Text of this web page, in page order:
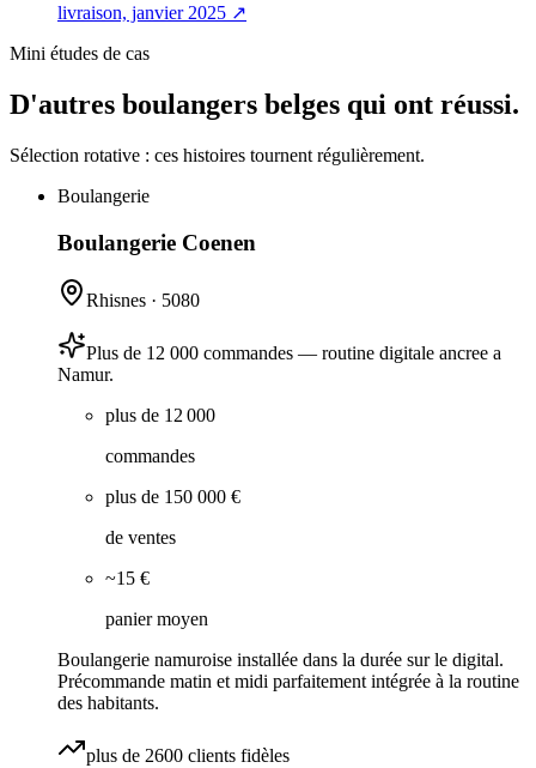
livraison, janvier 2025 ↗
Mini études de cas
D'autres boulangers belges qui ont réussi.
Sélection rotative : ces histoires tournent régulièrement.
Boulangerie
Boulangerie Coenen
Rhisnes · 5080
Plus de 12 000 commandes — routine digitale ancree a
Namur.
plus de 12 000
commandes
plus de 150 000 €
de ventes
~15 €
panier moyen
Boulangerie namuroise installée dans la durée sur le digital.
Précommande matin et midi parfaitement intégrée à la routine
des habitants.
plus de 2600 clients fidèles